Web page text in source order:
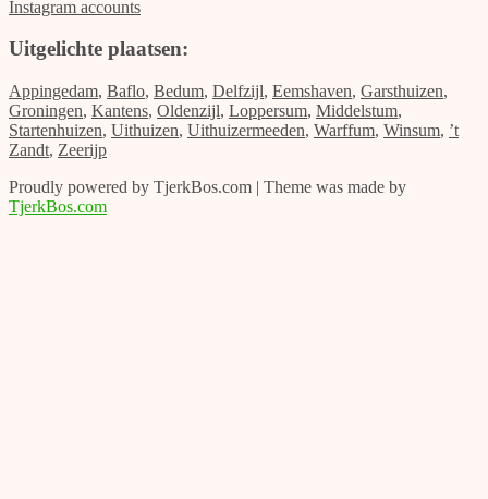
Instagram accounts
Uitgelichte plaatsen:
Appingedam, Baflo, Bedum, Delfzijl, Eemshaven, Garsthuizen,
Groningen, Kantens, Oldenzijl, Loppersum, Middelstum,
Startenhuizen, Uithuizen, Uithuizermeeden, Warffum, Winsum, ’t
Zandt, Zeerijp
Proudly powered by TjerkBos.com | Theme was made by
TjerkBos.com